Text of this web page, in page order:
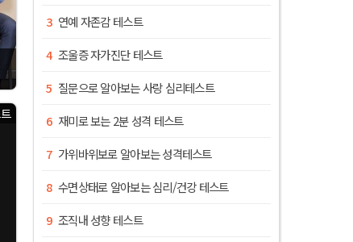
연예 자존감 테스트
조울증 자가진단 테스트
질문으로 알아보는 사랑 심리테스트
재미로 보는 2분 성격 테스트
가위바위보로 알아보는 성격테스트
수면상태로 알아보는 심리/건강 테스트
조직내 성향 테스트